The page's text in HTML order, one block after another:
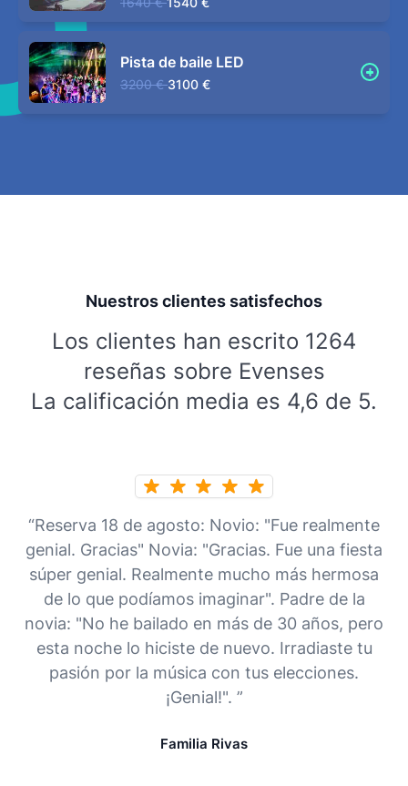
Pista de baile LED
3200 € 3100 €
Nuestros clientes satisfechos
Los clientes han escrito 1264
reseñas sobre Evenses
La calificación media es 4,6 de 5.
“Reserva 18 de agosto: Novio: "Fue realmente
genial. Gracias" Novia: "Gracias. Fue una fiesta
súper genial. Realmente mucho más hermosa
de lo que podíamos imaginar". Padre de la
novia: "No he bailado en más de 30 años, pero
esta noche lo hiciste de nuevo. Irradiaste tu
pasión por la música con tus elecciones.
¡Genial!". ”
Familia Rivas